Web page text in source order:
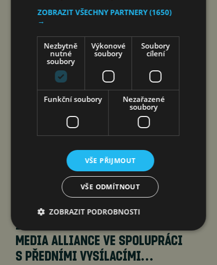
Šen-čen (Čína) 8. srpna 2026
(PROTEXT/PRNewswire) – Společnost DJI
a Isabelle, ikona oceněná na festivalu v Cannes,
natočen výhradně na kameru Osmo Pocket 4P
Společnost DJI, vedoucí světový podnik v oblasti
civilních dronů a technologií…
COOLITA ZAHAJUJE PRVNÍ
INDONÉSKOU INICIATIVU FAST
MEDIA ALLIANCE VE SPOLUPRÁCI
S PŘEDNÍMI VYSÍLACÍMI…
ZOBRAZIT VŠECHNY PARTNERY(1650)
→
Nezbytně
nutné
soubory
Výkonové
soubory
Soubory
cílení
Funkční soubory
Nezařazené
soubory
VŠE PŘIJMOUT
VŠE ODMÍTNOUT
ZOBRAZIT PODROBNOSTI